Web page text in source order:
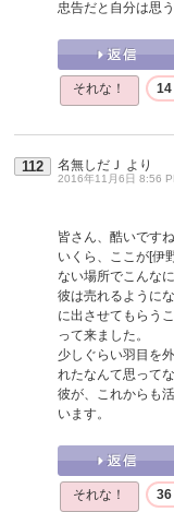
忠告だと自分は思
それな！ 14
112 名無しだＪ より
2016年11月6日 8:56
皆さん、酷いですね
いくら、ここが[伊
ない場所でこんな
彼は売れるように
に出させてもらう
って来ました。
少しぐらい羽目を
れたなんて思って
彼が、これからも
います。
それな！ 36